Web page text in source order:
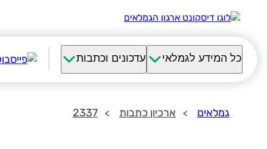
כל המידע לגמלאי עדכונים וכתבות
גמלאים ארכיון כתבות 2337